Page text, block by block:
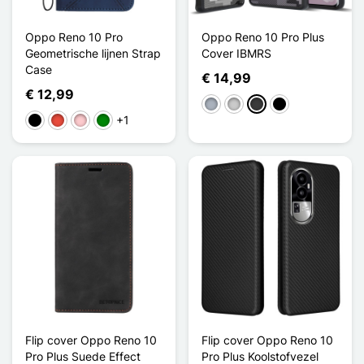
Oppo Reno 10 Pro
Geometrische lijnen Strap
Case
€ 12,99
ZwartRoodRozeGroen
+1
Oppo Reno 10 Pro Plus
Cover IBMRS
€ 14,99
GrijsTransparant
Donkergrijs
Noir Transparent
Flip cover Oppo Reno 10
Pro Plus Suede Effect
Flip cover Oppo Reno 10
Pro Plus Koolstofvezel